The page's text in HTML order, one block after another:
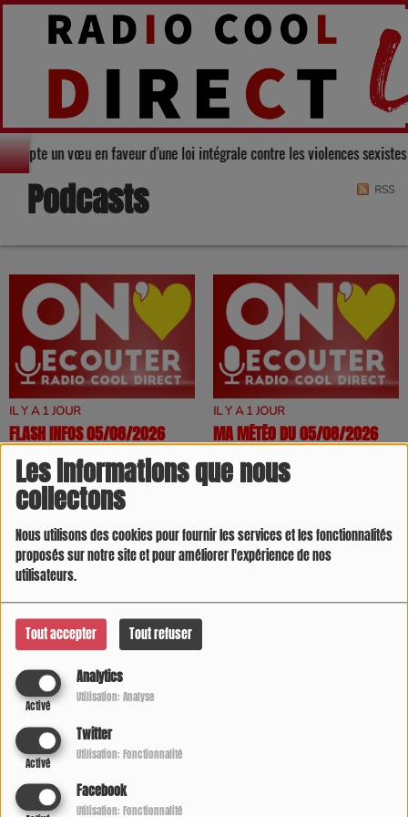
Les informations que nous
collectons
Nous utilisons des cookies pour fournir les services et les fonctionnalités
proposés sur notre site et pour améliorer l'expérience de nos
utilisateurs.
Tout accepter Tout refuser
Analytics
Activé
Utilisation: Analyse
Twitter
Activé
Utilisation: Fonctionnalité
Facebook
Utilisation: Fonctionnalité
adopte un vœu en faveur d'une loi intégrale contre les violences
Podcasts RSS
IL Y A 1 JOUR
FLASH INFOS 05/08/2026
IL Y A 1 JOUR
MA MÉTÉO DU 05/08/2026
JOURNAL DES SPORTS
IL Y A 1 MOIS